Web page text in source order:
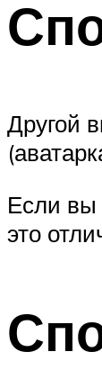
Другой
Если вы
это